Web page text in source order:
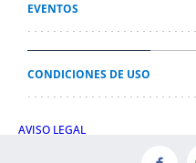
EVENTOS
CONDICIONES DE USO
AVISO LEGAL